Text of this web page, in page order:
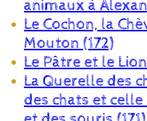
animaux à
Le Cochon, la
Mouton (172)
Le Pâtre et le
La Querelle des
des chats et celle